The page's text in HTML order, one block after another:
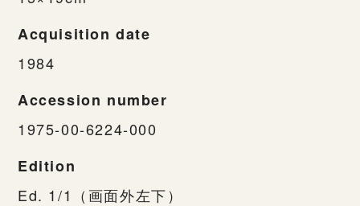
Acquisition date
1984
Accession number
1975-00-6224-000
Edition
Ed. 1/1（画面外左下）